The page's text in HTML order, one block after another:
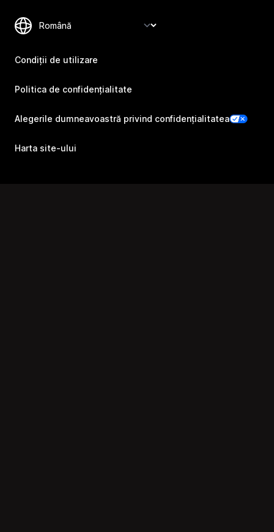
Condiții de utilizare
Politica de confidențialitate
Alegerile dumneavoastră privind confidențialitatea
Harta site-ului